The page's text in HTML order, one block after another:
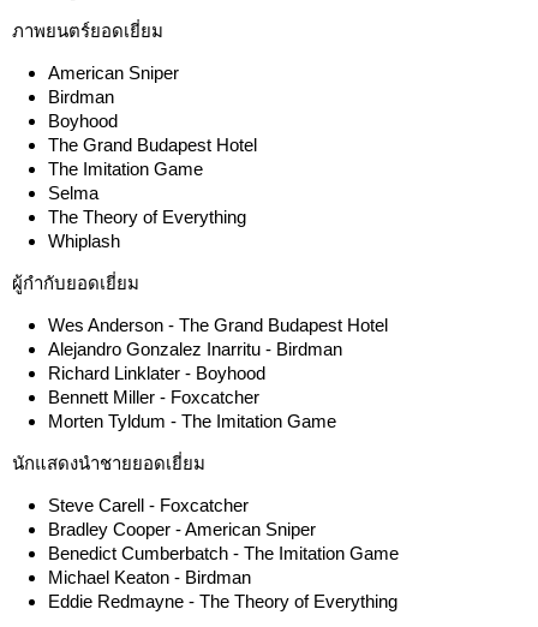
ภาพยนตร์ยอดเยี่ยม
American Sniper
Birdman
Boyhood
The Grand Budapest Hotel
The Imitation Game
Selma
The Theory of Everything
Whiplash
ผู้กำกับยอดเยี่ยม
Wes Anderson - The Grand Budapest Hotel
Alejandro Gonzalez Inarritu - Birdman
Richard Linklater - Boyhood
Bennett Miller - Foxcatcher
Morten Tyldum - The Imitation Game
นักแสดงนำชายยอดเยี่ยม
Steve Carell - Foxcatcher
Bradley Cooper - American Sniper
Benedict Cumberbatch - The Imitation Game
Michael Keaton - Birdman
Eddie Redmayne - The Theory of Everything